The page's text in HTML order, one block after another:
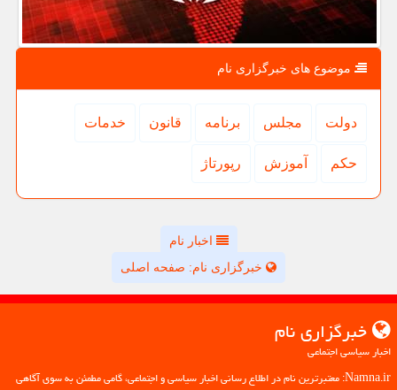
موضوع های خبرگزاری نام
دولت مجلس برنامه قانون خدمات
حكم آموزش رپورتاژ
اخبار نام
خبرگزاری نام: صفحه اصلی
خبرگزاری نام
اخبار سیاسی اجتماعی
Namna.ir: معتبرترین نام در اطلاع رسانی اخبار سیاسی و اجتماعی، گامی مطمئن به سوی آگاهی